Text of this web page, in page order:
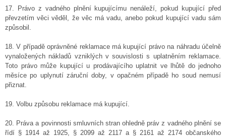
17. Právo z vadného plnění kupujícímu nenáleží, pokud kupující před
převzetím věci věděl, že věc má vadu, anebo pokud kupující vadu sám
způsobil.
18. V případě oprávněné reklamace má kupující právo na náhradu účelně
vynaložených nákladů vzniklých v souvislosti s uplatněním reklamace.
Toto právo může kupující u prodávajícího uplatnit ve lhůtě do jednoho
měsíce po uplynutí záruční doby, v opačném případě ho soud nemusí
přiznat.
19. Volbu způsobu reklamace má kupující.
20. Práva a povinnosti smluvních stran ohledně práv z vadného plnění se
řídí § 1914 až 1925, § 2099 až 2117 a § 2161 až 2174 občanského